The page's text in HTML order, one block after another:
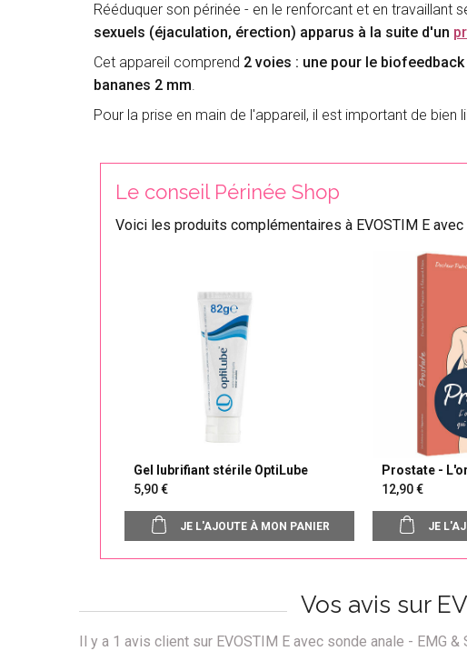
Rééduquer son périnée - en le renforcant et en travaillant
sexuels (éjaculation, érection) apparus à la suite d'un
Cet appareil comprend 2 voies : une pour le
bananes 2 mm.
Pour la prise en main de l'appareil, il est important de bien
Le conseil Périnée Shop
Voici les produits complémentaires à EVOSTIM E avec
Gel lubrifiant stérile OptiLube
5,90
JE L'AJOUTE À MON PANIER
Prostate -
vous veut du
12,90
JE
Vos avis sur
Il y a 1 avis client sur EVOSTIM E avec sonde anale - EMG &